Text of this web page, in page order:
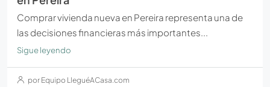
Comprar vivienda nueva en Pereira representa una de
las decisiones financieras más importantes...
Sigue leyendo
por Equipo LleguéACasa.com